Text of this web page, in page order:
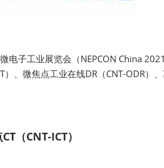
子工业展览会（NEPCON China
、微焦点工业在线DR（CNT-ODR）
（CNT-ICT）